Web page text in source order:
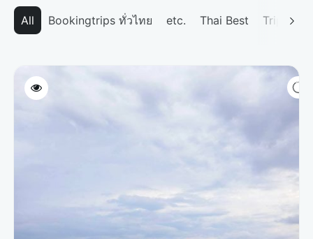
All Bookingtrips ทั่วไทย etc. Thai Best Tripp